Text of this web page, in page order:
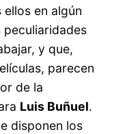
ellos en algún
peculiaridades
y que,
parecen
de la
Luis Buñuel.
disponen los